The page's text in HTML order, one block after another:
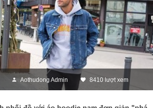
Aothudong Admin 8410 lượt xem